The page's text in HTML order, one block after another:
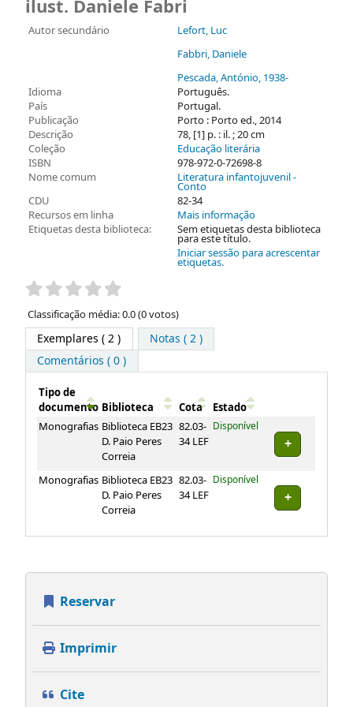
ilust. Daniele Fabri
Autor secundário
Lefort, Luc
Fabbri, Daniele
Pescada, António, 1938-
Idioma
Português.
País
Portugal.
Publicação
Porto : Porto ed., 2014
Descrição
78, [1] p. : il. ; 20 cm
Coleção
Educação literária
ISBN
978-972-0-72698-8
Nome comum
Literatura infantojuvenil -
Conto
CDU
82-34
Recursos em linha
Mais informação
Etiquetas desta biblioteca:
Sem etiquetas desta biblioteca
para este título.
Iniciar sessão para acrescentar
etiquetas.
Pontuação
Classificação média: 0.0 (0 votos)
Exemplares ( 2 )
Notas ( 2 )
Comentários ( 0 )
Exemplares
Tipo de
documento Biblioteca Cota
Estado
Monografias Biblioteca EB23
D. Paio Peres
Correia
82.03-
34 LEF
Disponível
Monografias Biblioteca EB23
D. Paio Peres
Correia
82.03-
34 LEF
Disponível
Reservar
Imprimir
Cite